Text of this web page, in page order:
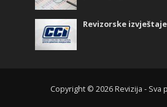
Revizorske
Copyright © 2026 Revizija - Sva